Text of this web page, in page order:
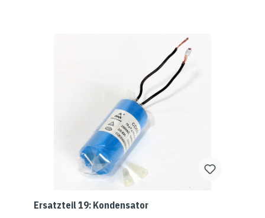
Ersatzteil 19: Kondensator